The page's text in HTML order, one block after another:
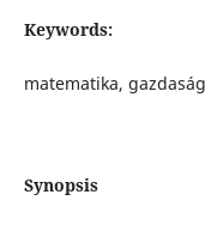
Keywords:
matematika,
Synopsis